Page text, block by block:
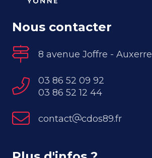
Nous contacter
8 avenue Joffre - Auxerre
03 86 52 09 92
03 86 52 12 44
contact cdos89.fr